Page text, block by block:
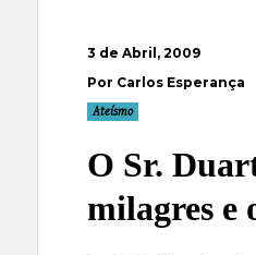
3 de Abril, 2009
Por Carlos Esperança
Ateísmo
O Sr.
milagres e